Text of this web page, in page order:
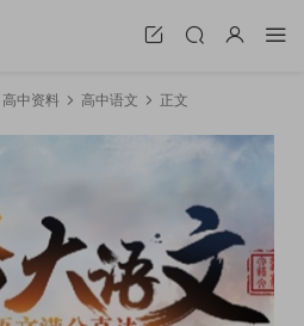
高中资料 高中语文 正文